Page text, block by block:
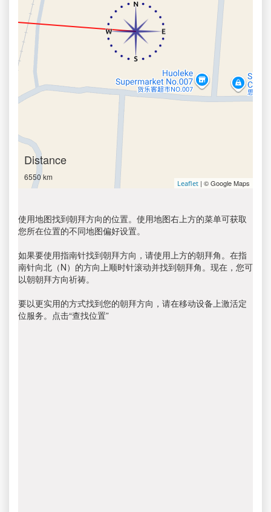
Distance
6550 km
Leaflet | © Google Maps
使用地图找到朝拜方向的位置。使用地图右上方的菜单可获取
您所在位置的不同地图偏好设置。
如果要使用指南针找到朝拜方向，请使用上方的朝拜角。在指
南针向北（N）的方向上顺时针滚动并找到朝拜角。现在，您可
以朝朝拜方向祈祷。
要以更实用的方式找到您的朝拜方向，请在移动设备上激活定
位服务。点击“查找位置”